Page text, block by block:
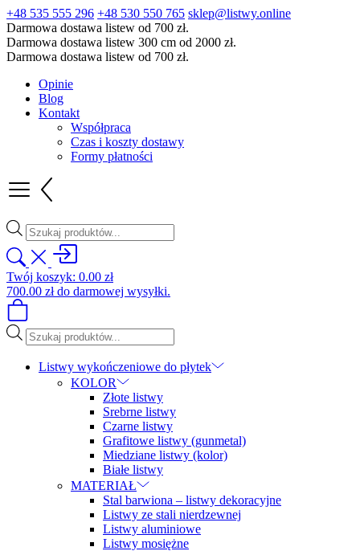
+48 535 555 296 +48 530 550 765 sklep@listwy.online
Darmowa dostawa listew od 700 zł.
Darmowa dostawa listew 300 cm od 2000 zł.
Darmowa dostawa listew od 700 zł.
Opinie
Blog
Kontakt
Współpraca
Czas i koszty dostawy
Formy płatności
Wyszukiwarka
produktów
Twój koszyk: 0.00 zł
700.00 złdo darmowej wysyłki.
Wyszukiwarka
produktów
Listwy wykończeniowe do płytek
KOLOR
Złote listwy
Srebrne listwy
Czarne listwy
Grafitowe listwy (gunmetal)
Miedziane listwy (kolor)
Białe listwy
MATERIAŁ
Stal barwiona – listwy dekoracyjne
Listwy ze stali nierdzewnej
Listwy aluminiowe
Listwy mosiężne